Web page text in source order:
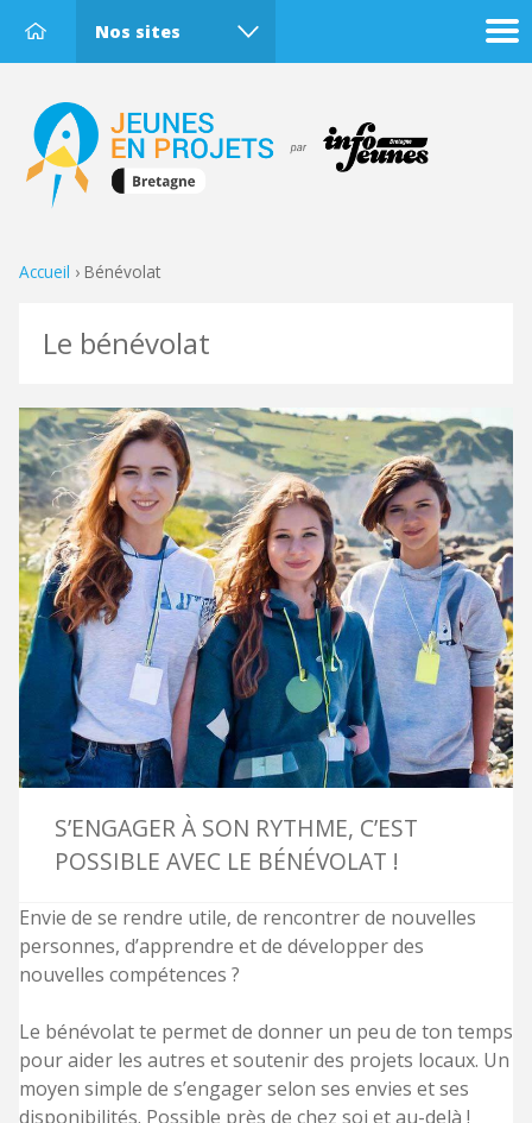
Nos sites
Accueil › Bénévolat
Le bénévolat
S’ENGAGER À SON RYTHME, C’EST
POSSIBLE AVEC LE BÉNÉVOLAT !
Envie de se rendre utile, de rencontrer de nouvelles
personnes, d’apprendre et de développer des
nouvelles compétences ?
Le bénévolat te permet de donner un peu de ton temps
pour aider les autres et soutenir des projets locaux. Un
moyen simple de s’engager selon ses envies et ses
disponibilités. Possible près de chez soi et au-delà !